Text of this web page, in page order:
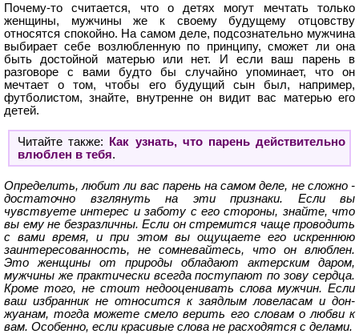
Почему-то считается, что о детях могут мечтать только
женщины, мужчины же к своему будущему отцовству
относятся спокойно. На самом деле, подсознательно мужчина
выбирает себе возлюбленную по принципу, сможет ли она
быть достойной матерью или нет. И если ваш парень в
разговоре с вами будто бы случайно упоминает, что он
мечтает о том, чтобы его будущий сын был, например,
футболистом, знайте, внутренне он видит вас матерью его
детей.
Читайте также:
Как узнать, что парень действительно
влюблен в тебя.
Определить, любит ли вас парень на самом деле, не сложно -
достаточно взглянуть на эти признаки. Если вы
чувствуете интерес и заботу с его стороны, знайте, что
вы ему не безразличны. Если он стремится чаще проводить
с вами время, и при этом вы ощущаете его искреннюю
заинтересованность, не сомневайтесь, что он влюблен.
Это женщины от природы обладают актерским даром,
мужчины же практически всегда поступают по зову сердца.
Кроме того, не стоит недооценивать слова мужчин. Если
ваш избранник не относится к заядлым ловеласам и дон-
жуанам, тогда можете смело верить его словам о любви к
вам. Особенно, если красивые слова не расходятся с делами.